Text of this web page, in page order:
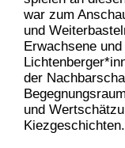
war zum
und
Erwachsene
der
und
Kiezgeschichten.